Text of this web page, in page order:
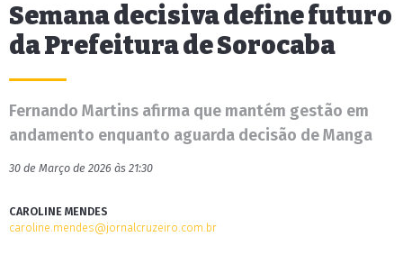
Semana decisiva define futuro
da Prefeitura de Sorocaba
Fernando Martins afirma que mantém gestão em
andamento enquanto aguarda decisão de Manga
30 de Março de 2026 às 21:30
CAROLINE MENDES
caroline.mendes@jornalcruzeiro.com.br